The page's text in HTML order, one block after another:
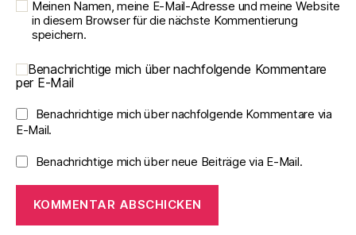
Meinen Namen, meine E-Mail-Adresse und meine Website
in diesem Browser für die nächste Kommentierung
speichern.
Benachrichtige mich über nachfolgende Kommentare
per E-Mail
Benachrichtige mich über nachfolgende Kommentare via
E-Mail.
Benachrichtige mich über neue Beiträge via E-Mail.